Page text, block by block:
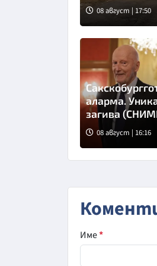
08 август | 17:50
аларма.
загива
08 август | 16:16
Име*